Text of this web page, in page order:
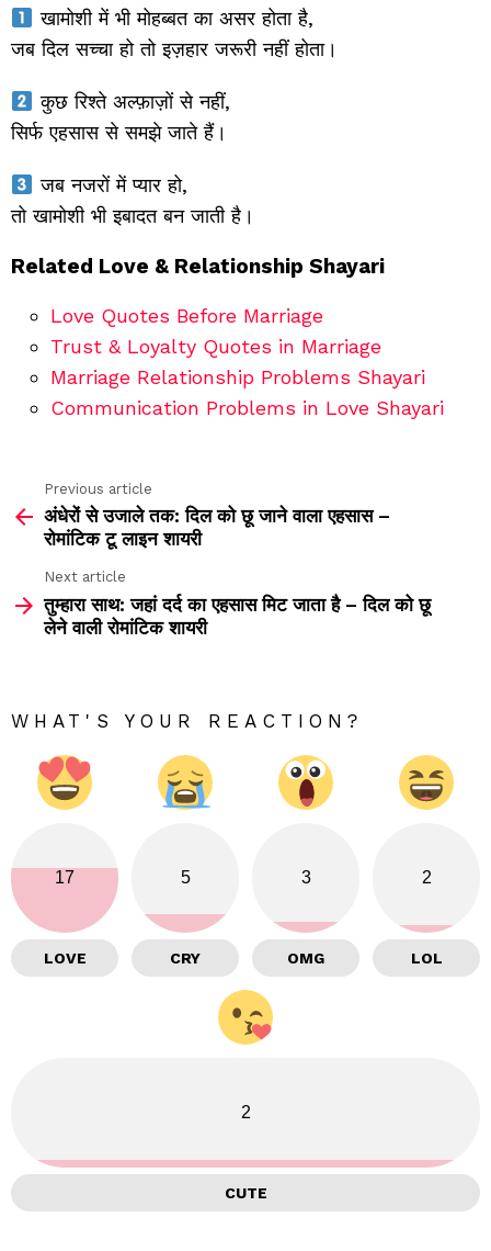
खामोशी में भी मोहब्बत का असर होता है,
जब दिल सच्चा हो तो इज़हार जरूरी नहीं होता।
कुछ रिश्ते अल्फ़ाज़ों से नहीं,
सिर्फ एहसास से समझे जाते हैं।
जब नजरों में प्यार हो,
तो खामोशी भी इबादत बन जाती है।
Related Love & Relationship Shayari
Love Quotes Before Marriage
Trust & Loyalty Quotes in Marriage
Marriage Relationship Problems Shayari
Communication Problems in Love Shayari
more
Previous article
अंधेरों से उजाले तक: दिल को छू जाने वाला एहसास –
रोमांटिक टू लाइन शायरी
Next article
तुम्हारा साथ: जहां दर्द का एहसास मिट जाता है – दिल को छू
लेने वाली रोमांटिक शायरी
WHAT'S YOUR REACTION?
17
LOVE
5
CRY
3
OMG
2
LOL
2
CUTE